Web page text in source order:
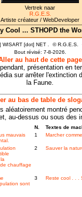
Vertrek naar
R.G.E.S.
Artiste créateur / WebDeveloper
Cool ... STHOPD the
WISART [dot] NET . ©R.G.E.S.
Bout révisé: 7-8-2026.
au haut de cette page
présentation en
sur arrêter l'extinction
la Faune.
au bas de table de
aléatoirement montré
au-dessus ou sous des
N.
Textes de
mauvais
1 Marcher
chauffage
2 Sauver la
sont
3 Reste cool . . .